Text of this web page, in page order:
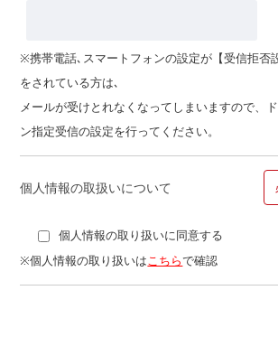
※携帯電話､スマートフォンの設定が【受信拒否
をされている方は､
メールが受けとれなくなってしまいますので、
ン指定受信の設定を行ってください。
個人情報の取扱いについて
個人情報の取り扱いに同意する
※個人情報の取り扱いはこちらで確認
その他
勤務先